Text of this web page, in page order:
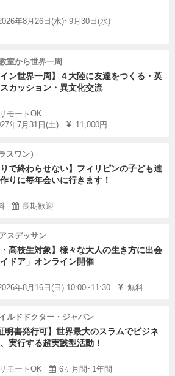
年8月26日(水)~9月30日(水)
室から世界一周
イン世界一周】４大陸に友達をつくる・英
カッション・異文化交流
モートOK
年7月31日(土)
11,000円
スワン）
りで終わらせない】フィリピンの子ども達
りに毎年会いに行きます！
長期歓迎
スデッサン
・高校生対象】様々な大人の生き方に出会
ドア」オンライン開催
年8月16日(日) 10:00~11:30 無料
ルドドクター・ジャパン
明書発行可】世界最大のスラムでビジネ
実行する超実践型活動！
モートOK
6ヶ月間~1年間